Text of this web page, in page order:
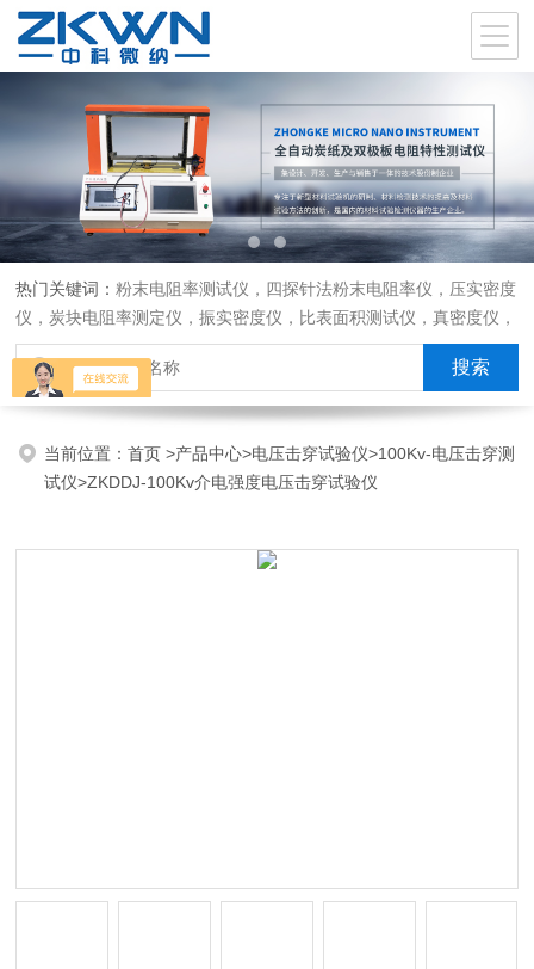
热门关键词：粉末电阻率测试仪，四探针法粉末电阻率仪，压实密度
仪，炭块电阻率测定仪，振实密度仪，比表面积测试仪，真密度仪，
炭块热膨胀仪，炭块透气率仪，炭块二氧化碳反应测定仪
当前位置：首页>产品中心>电压击穿试验仪>100Kv-电压击穿测
试仪>ZKDDJ-100Kv介电强度电压击穿试验仪